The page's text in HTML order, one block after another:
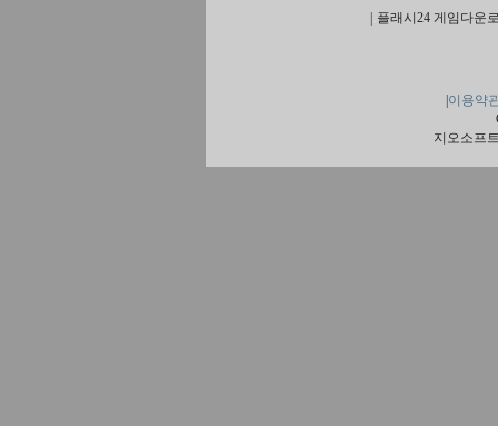
|플래시24 게임다운
|이용약
지오소프